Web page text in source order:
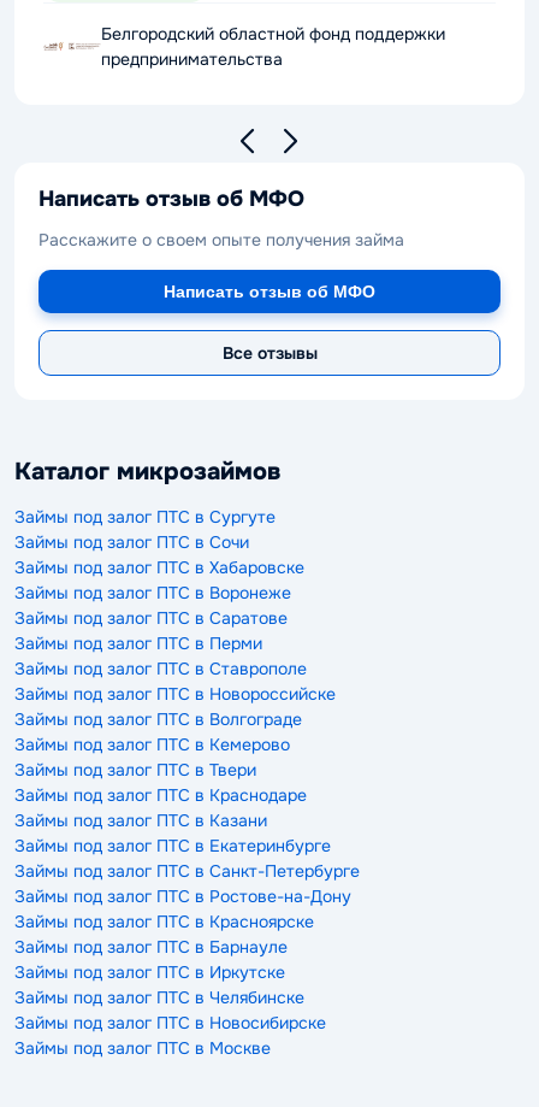
Белгородский областной фонд поддержки
предпринимательства
Написать отзыв об МФО
Расскажите о своем опыте получения займа
Написать отзыв об МФО
Все отзывы
Каталог микрозаймов
Займы под залог ПТС в Сургуте
Займы под залог ПТС в Сочи
Займы под залог ПТС в Хабаровске
Займы под залог ПТС в Воронеже
Займы под залог ПТС в Саратове
Займы под залог ПТС в Перми
Займы под залог ПТС в Ставрополе
Займы под залог ПТС в Новороссийске
Займы под залог ПТС в Волгограде
Займы под залог ПТС в Кемерово
Займы под залог ПТС в Твери
Займы под залог ПТС в Краснодаре
Займы под залог ПТС в Казани
Займы под залог ПТС в Екатеринбурге
Займы под залог ПТС в Санкт-Петербурге
Займы под залог ПТС в Ростове-на-Дону
Займы под залог ПТС в Красноярске
Займы под залог ПТС в Барнауле
Займы под залог ПТС в Иркутске
Займы под залог ПТС в Челябинске
Займы под залог ПТС в Новосибирске
Займы под залог ПТС в Москве